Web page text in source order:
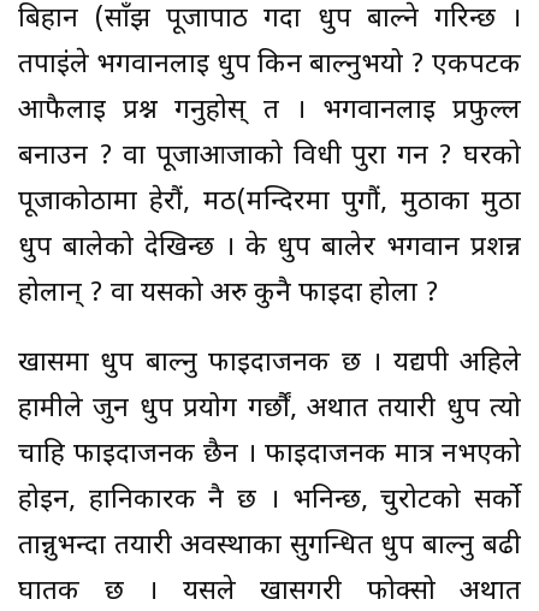
बिहान (साँझ पूजापाठ गर्दा धुप बाल्ने गरिन्छ ।
तपाईंले भगवानलाई धुप किन बाल्नुभयो ? एकपटक
आफैलाई प्रश्न गर्नुहोस् त । भगवानलाई प्रफुल्ल
बनाउन ? वा पूजाआजाको विधी पुरा गर्न ? घरको
पूजाकोठामा हेरौं, मठ(मन्दिरमा पुगौं, मुठाका मुठा
धुप बालेको देखिन्छ । के धुप बालेर भगवान प्रशन्न
होलान् ? वा यसको अरु कुनै फाइदा होला ?
खासमा धुप बाल्नु फाइदाजनक छ । यद्यपी अहिले
हामीले जुन धुप प्रयोग गर्छौं, अर्थात तयारी धुप त्यो
चाहि फाइदाजनक छैन । फाइदाजनक मात्र नभएको
होइन, हानिकारक नै छ । भनिन्छ, चुरोटको सर्को
तान्नुभन्दा तयारी अवस्थाका सुगन्धित धुप बाल्नु बढी
घातक छ । यसले खासगरी फोक्सो अर्थात